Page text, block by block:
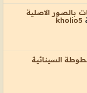
بالصور الاصلية
kholio5
السينائية